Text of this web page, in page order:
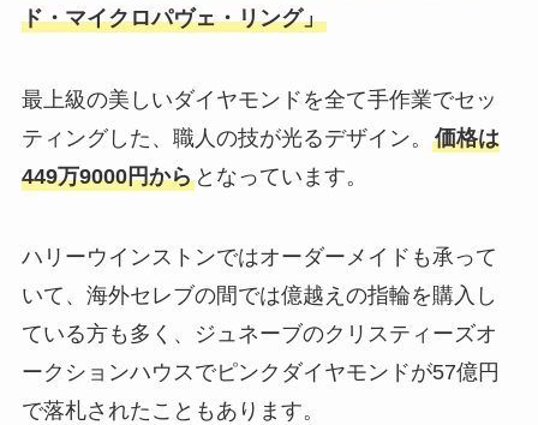
ド・マイクロパヴェ・リング」
最上級の美しいダイヤモンドを全て手作業でセッ
ティングした、職人の技が光るデザイン。 価格は
449万9000円からとなっています。
ハリーウインストンではオーダーメイドも承って
いて、海外セレブの間では億越えの指輪を購入し
ている方も多く、ジュネーブのクリスティーズオ
ークションハウスでピンクダイヤモンドが57億円
で落札されたこともあります。